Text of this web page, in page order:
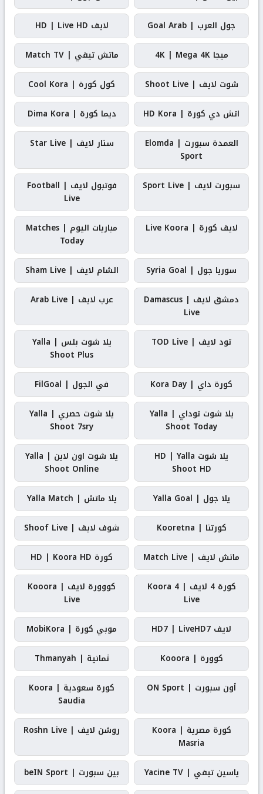
جول العرب | Goal Arab
لايف HD | Live HD
ميجا 4K | Mega 4K
ماتش تيفي | Match TV
شوت لايف | Shoot Live
كول كورة | Cool Kora
اتش دي كورة | HD Kora
ديما كورة | Dima Kora
العمدة سبورت | Elomda
Sport
ستار لايف | Star Live
سبورت لايف | Sport Live
فوتبول لايف | Football
Live
لايف كورة | Live Koora
مباريات اليوم | Matches
Today
سوريا جول | Syria Goal
الشام لايف | Sham Live
دمشق لايف | Damascus
Live
عرب لايف | Arab Live
تود لايف | TOD Live
يلا شوت بلس | Yalla
Shoot Plus
كورة داي | Kora Day
في الجول | FilGoal
يلا شوت توداي | Yalla
Shoot Today
يلا شوت حصري | Yalla
Shoot 7sry
يلا شوت HD | Yalla
Shoot HD
يلا شوت اون لاين | Yalla
Shoot Online
يلا جول | Yalla Goal
يلا ماتش | Yalla Match
كورتنا | Kooretna
شوف لايف | Shoof Live
ماتش لايف | Match Live
كورة HD | Koora HD
كورة 4 لايف | Koora 4
Live
كووورة لايف | Kooora
Live
لايف HD7 | LiveHD7
موبي كورة | MobiKora
كوورة | Kooora
ثمانية | Thmanyah
أون سبورت | ON Sport
كورة سعودية | Koora
Saudia
كورة مصرية | Koora
Masria
روشن لايف | Roshn Live
ياسين تيفي | Yacine TV
بين سبورت | beIN Sport